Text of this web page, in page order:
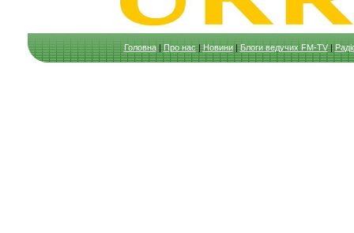
Головна|Про нас|Новини|Блоги ведучих FM-TV|